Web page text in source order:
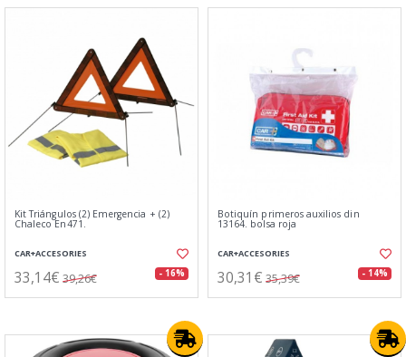
Kit Triángulos (2) Emergencia + (2)
Chaleco En471.
CAR+ACCESORIES
33,14€ 39,26€ - 16%
Botiquín primeros auxilios din
13164. bolsa roja
CAR+ACCESORIES
30,31€ 35,39€ - 14%